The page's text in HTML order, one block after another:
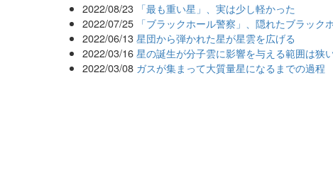
2022/08/23 「最も重い星」、実は少し軽かった
2022/07/25 「ブラックホール警察」、隠れたブラック
2022/06/13 星団から弾かれた星が星雲を広げる
2022/03/16 星の誕生が分子雲に影響を与える範囲は狭
2022/03/08 ガスが集まって大質量星になるまでの過程